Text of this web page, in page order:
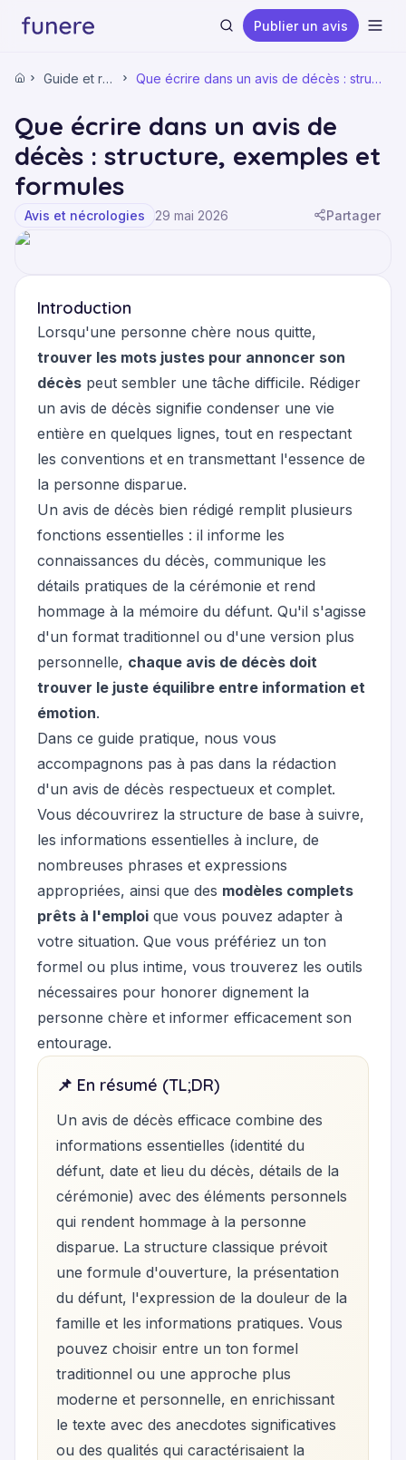
Publier un avis
Accueil
Guide et ressources Que écrire dans un avis de décès : structure, exemples et formules
Que écrire dans un avis de
décès : structure, exemples et
formules
Avis et nécrologies 29 mai 2026 Partager
Introduction
Lorsqu'une personne chère nous quitte,
trouver les mots justes pour annoncer son
décès peut sembler une tâche difficile. Rédiger
un avis de décès signifie condenser une vie
entière en quelques lignes, tout en respectant
les conventions et en transmettant l'essence de
la personne disparue.
Un avis de décès bien rédigé remplit plusieurs
fonctions essentielles : il informe les
connaissances du décès, communique les
détails pratiques de la cérémonie et rend
hommage à la mémoire du défunt. Qu'il s'agisse
d'un format traditionnel ou d'une version plus
personnelle, chaque avis de décès doit
trouver le juste équilibre entre information et
émotion.
Dans ce guide pratique, nous vous
accompagnons pas à pas dans la rédaction
d'un avis de décès respectueux et complet.
Vous découvrirez la structure de base à suivre,
les informations essentielles à inclure, de
nombreuses phrases et expressions
appropriées, ainsi que des modèles complets
prêts à l'emploi que vous pouvez adapter à
votre situation. Que vous préfériez un ton
formel ou plus intime, vous trouverez les outils
nécessaires pour honorer dignement la
personne chère et informer efficacement son
entourage.
📌 En résumé (TL;DR)
Un avis de décès efficace combine des
informations essentielles (identité du
défunt, date et lieu du décès, détails de la
cérémonie) avec des éléments personnels
qui rendent hommage à la personne
disparue. La structure classique prévoit
une formule d'ouverture, la présentation
du défunt, l'expression de la douleur de la
famille et les informations pratiques. Vous
pouvez choisir entre un ton formel
traditionnel ou une approche plus
moderne et personnelle, en enrichissant
le texte avec des anecdotes significatives
ou des qualités qui caractérisaient la